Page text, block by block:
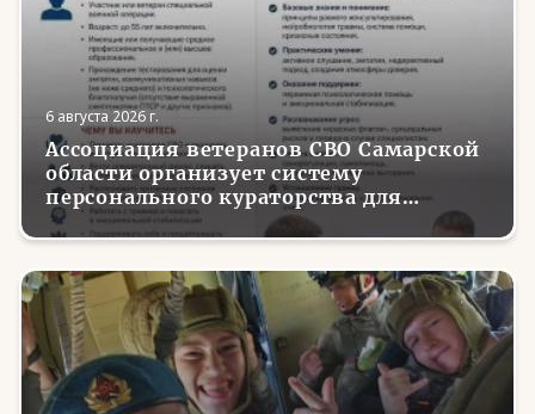
6 августа 2026 г.
Ассоциация ветеранов СВО Самарской
области организует систему
персонального кураторства для
трудоустройства и социализации
вернувшихся с фронта бойцов